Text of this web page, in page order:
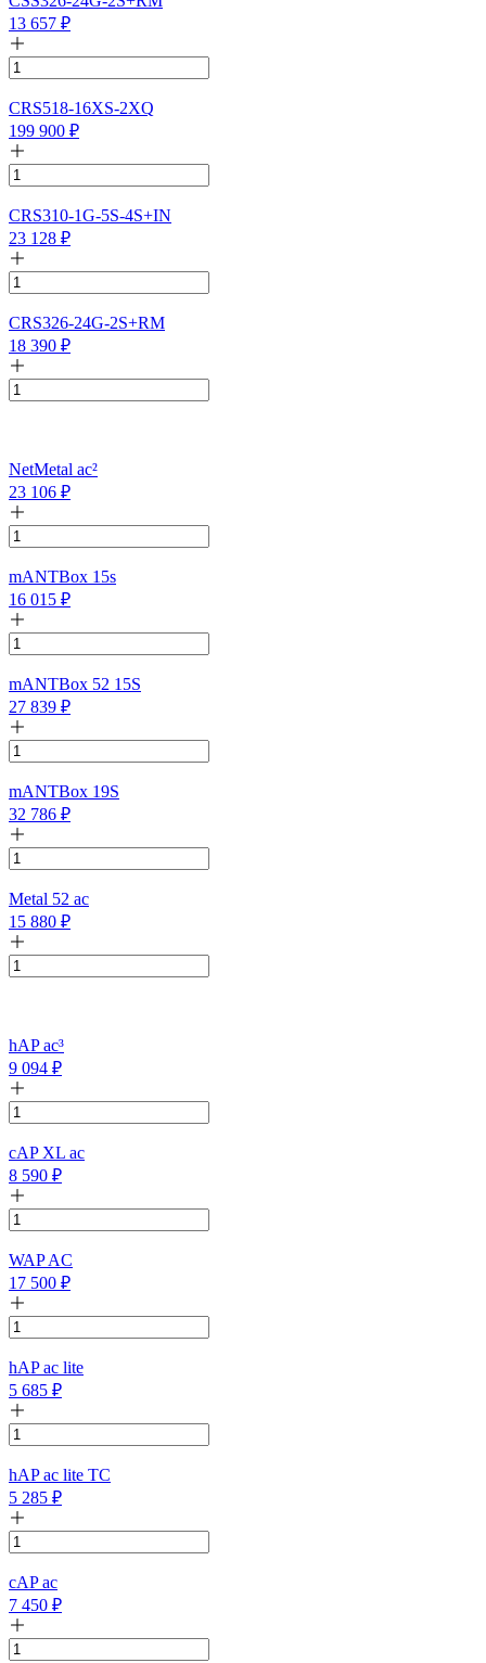
13 657 ₽
CRS518-16XS-2XQ
199 900 ₽
CRS310-1G-5S-4S+IN
23 128 ₽
CRS326-24G-2S+RM
18 390 ₽
NetMetal ac²
23 106 ₽
mANTBox 15s
16 015 ₽
mANTBox 52 15S
27 839 ₽
mANTBox 19S
32 786 ₽
Metal 52 ac
15 880 ₽
hAP ac³
9 094 ₽
cAP XL ac
8 590 ₽
WAP AC
17 500 ₽
hAP ac lite
5 685 ₽
hAP ac lite TC
5 285 ₽
cAP ac
7 450 ₽